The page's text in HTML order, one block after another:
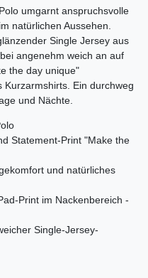
umgarnt anspruchsvolle
natürlichen Aussehen.
Single Jersey aus
angenehm weich an auf
the day unique"
Ein durchweg
und Nächte.
Statement-Print "Make the
und natürliches
Print im Nackenbereich -
Single-Jersey-